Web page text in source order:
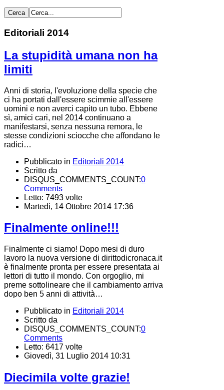
Editoriali 2014
La stupidità umana non ha
limiti
Anni di storia, l'evoluzione della specie che
ci ha portati dall'essere scimmie all'essere
uomini e non averci capito un tubo. Ebbene
sì, amici cari, nel 2014 continuano a
manifestarsi, senza nessuna remora, le
stesse condizioni sciocche che affondano le
radici…
Pubblicato in Editoriali 2014
Scritto da
DISQUS_COMMENTS_COUNT:0
Comments
Letto: 7493 volte
Martedì, 14 Ottobre 2014 17:36
Finalmente online!!!
Finalmente ci siamo! Dopo mesi di duro
lavoro la nuova versione di dirittodicronaca.it
è finalmente pronta per essere presentata ai
lettori di tutto il mondo. Con orgoglio, mi
preme sottolineare che il cambiamento arriva
dopo ben 5 anni di attività…
Pubblicato in Editoriali 2014
Scritto da
DISQUS_COMMENTS_COUNT:0
Comments
Letto: 6417 volte
Giovedì, 31 Luglio 2014 10:31
Diecimila volte grazie!